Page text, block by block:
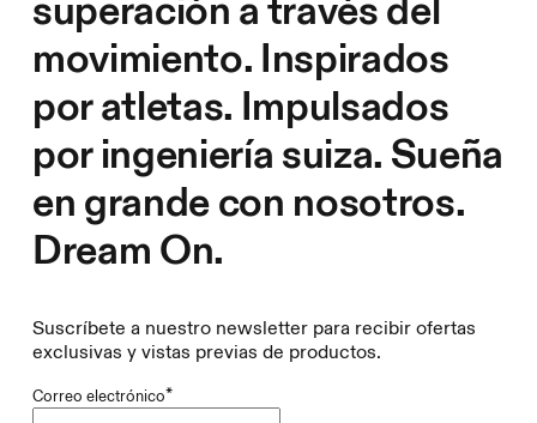
superación a través del
movimiento. Inspirados
por atletas. Impulsados
por ingeniería suiza. Sueña
en grande con nosotros.
Dream On.
Suscríbete a nuestro newsletter para recibir ofertas
exclusivas y vistas previas de productos.
Correo electrónico*